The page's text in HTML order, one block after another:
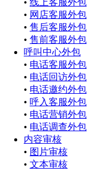
• 线上客服外包
• 网店客服外包
• 售后客服外包
• 售前客服外包
呼叫中心外包
• 电话客服外包
• 电话回访外包
• 电话邀约外包
• 呼入客服外包
• 电话营销外包
• 电话调查外包
内容审核
• 图片审核
• 文本审核